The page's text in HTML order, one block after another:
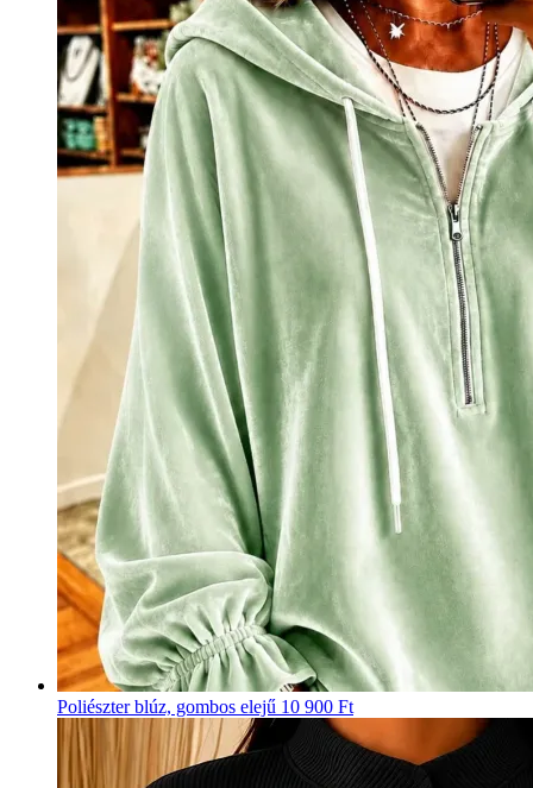
Poliészter blúz, gombos elejű 10 900 Ft